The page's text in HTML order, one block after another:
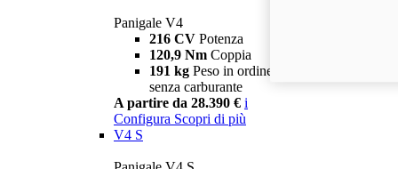
Panigale V4
216 CV Potenza
120,9 Nm Coppia
191 kg Peso in ordine di marcia
senza carburante
A partire da 28.390 € i
Configura Scopri di più
V4 S